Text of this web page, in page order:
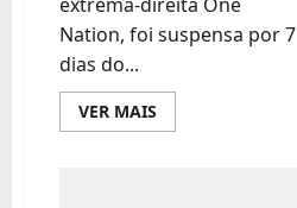
Nation, foi suspensa por 7
dias do...
VER MAIS
mais